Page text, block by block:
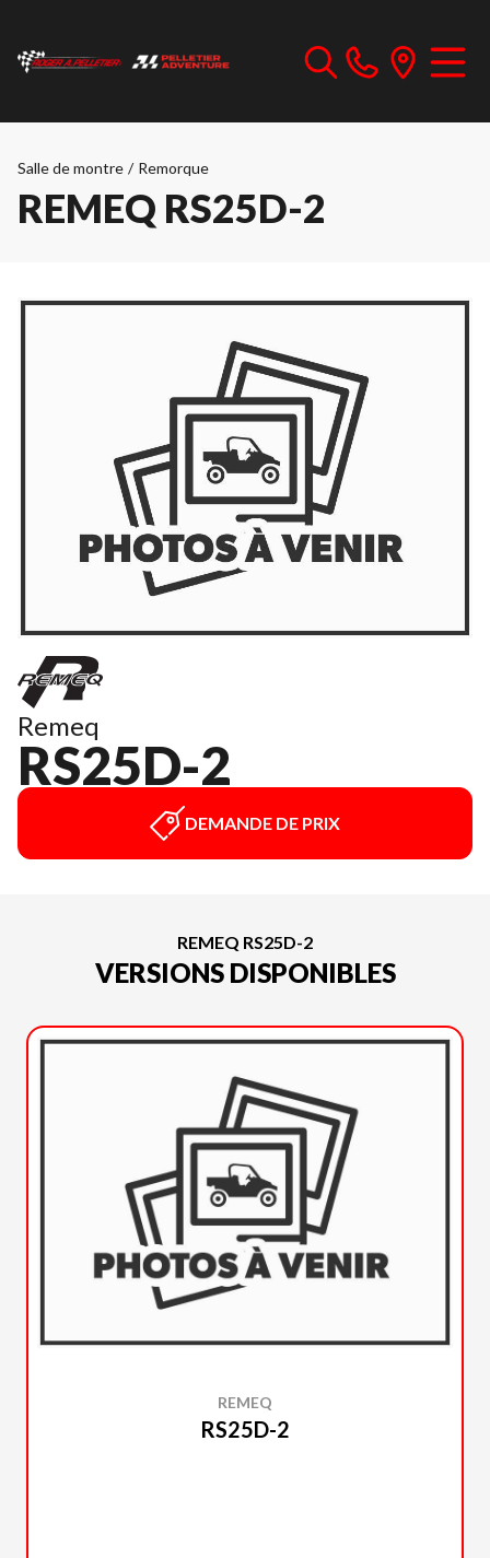
Salle de montre / Remorque
REMEQ RS25D-2
Remeq
RS25D-2
DEMANDE DE PRIX
REMEQ RS25D-2
VERSIONS DISPONIBLES
REMEQ
RS25D-2